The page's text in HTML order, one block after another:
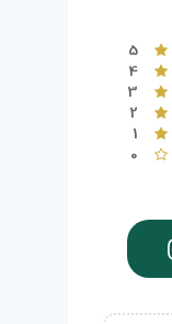
5
4
3
2
1
0